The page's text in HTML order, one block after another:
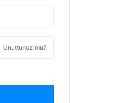
Unuttunuz mu?